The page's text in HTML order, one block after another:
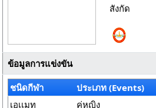
สังกัด
ข้อมูลการแข่งขัน
ชนิดกีฬา
ประเภท (Events)
เอเเมท
คู่หญิง